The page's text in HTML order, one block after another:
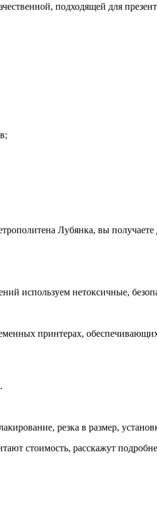
подходящей для
Лубянка, вы
используем нетоксичные,
принтерах,
резка в размер,
стоимость, расскажут